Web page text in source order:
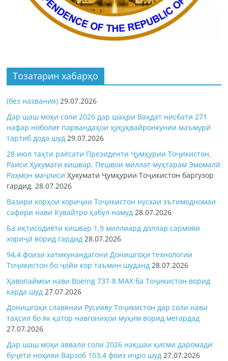
Тозатарин хабарҳо
(без названия) 29.07.2026
Дар шаш моҳи соли 2026 дар шаҳри Ваҳдат нисбати 271
нафар ноболиғ парвандаҳои ҳуқуқвайронкунии маъмурӣ
тартиб дода шуд 29.07.2026
28 июл таҳти раёсати Президенти Ҷумҳурии Тоҷикистон,
Раиси Ҳукумати кишвар, Пешвои миллат муҳтарам Эмомалӣ
Раҳмон маҷлисиҲукумати Ҷумҳурии Тоҷикистон баргузор
гардид.28.07.2026
Вазири корҳои хориҷии Тоҷикистон нусхаи эътимодномаи
сафири нави Кувайтро қабул намуд 28.07.2026
Ба иқтисодиёти кишвар 1,9 миллиард доллар сармояи
хориҷӣ ворид гардид 28.07.2026
94,4 фоизи хатмкунандагони Донишгоҳи технологии
Тоҷикистон бо ҷойи кор таъмин шуданд 28.07.2026
Ҳавопаймои нави Boeing 737-8 MAX ба Тоҷикистон ворид
карда шуд 27.07.2026
Донишгоҳи славянии Русияву Тоҷикистон дар соли нави
таҳсил бо як қатор навгониҳои муҳим ворид мегардад
27.07.2026
Дар шаш моҳи аввали соли 2026 нақшаи қисми даромади
буҷети ноҳияи Варзоб 103,4 фоиз иҷро шуд 27.07.2026